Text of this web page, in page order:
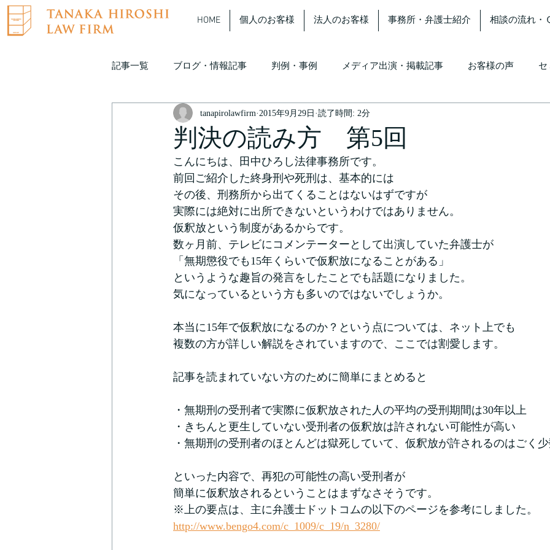
HOME 個人のお客様 法人のお客様 事務所・弁護士紹介 相談の流れ・
記事一覧 ブログ・情報記事 判例・事例 メディア出演・掲載記事 お客様の声 セ
たなぴろ弁護士 動画解説
判決の読み方 第5回
tanapirolawfirm 2015年9月29日 読了時間: 2分
こんにちは、田中ひろし法律事務所です。
前回ご紹介した終身刑や死刑は、基本的には
その後、刑務所から出てくることはないはずですが
実際には絶対に出所できないというわけではありません。
仮釈放という制度があるからです。
数ヶ月前、テレビにコメンテーターとして出演していた弁護士が
「無期懲役でも15年くらいで仮釈放になることがある」
というような趣旨の発言をしたことでも話題になりました。
気になっているという方も多いのではないでしょうか。
本当に15年で仮釈放になるのか？という点については、ネット上でも
複数の方が詳しい解説をされていますので、ここでは割愛します。
記事を読まれていない方のために簡単にまとめると
・無期刑の受刑者で実際に仮釈放された人の平均の受刑期間は30年以上
・きちんと更生していない受刑者の仮釈放は許されない可能性が高い
・無期刑の受刑者のほとんどは獄死していて、仮釈放が許されるのはごく
といった内容で、再犯の可能性の高い受刑者が
簡単に仮釈放されるということはまずなさそうです。
※上の要点は、主に弁護士ドットコムの以下のページを参考にしました。
http://www.bengo4.com/c_1009/c_19/n_3280/